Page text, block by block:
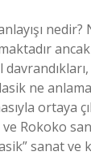
ne
Rokoko
sanat